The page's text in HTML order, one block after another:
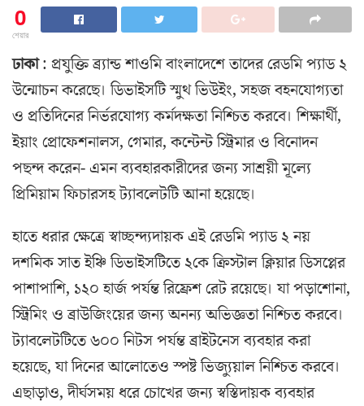
0
শেয়ার
ঢাকা: প্রযুক্তি ব্র্যান্ড শাওমি বাংলাদেশে তাদের রেডমি প্যাড ২
উন্মোচন করেছে। ডিভাইসটি স্মুথ ভিউইং, সহজ বহনযোগ্যতা
ও প্রতিদিনের নির্ভরযোগ্য কর্মদক্ষতা নিশ্চিত করবে। শিক্ষার্থী,
ইয়াং প্রোফেশনালস, গেমার, কন্টেন্ট স্ট্রিমার ও বিনোদন
পছন্দ করেন- এমন ব্যবহারকারীদের জন্য সাশ্রয়ী মূল্যে
প্রিমিয়াম ফিচারসহ ট্যাবলেটটি আনা হয়েছে।
হাতে ধরার ক্ষেত্রে স্বাচ্ছন্দ্যদায়ক এই রেডমি প্যাড ২ নয়
দশমিক সাত ইঞ্চি ডিভাইসটিতে ২কে ক্রিস্টাল ক্লিয়ার ডিসপ্লের
পাশাপাশি, ১২০ হার্জ পর্যন্ত রিফ্রেশ রেট রয়েছে। যা পড়াশোনা,
স্ট্রিমিং ও ব্রাউজিংয়ের জন্য অনন্য অভিজ্ঞতা নিশ্চিত করবে।
ট্যাবলেটটিতে ৬০০ নিটস পর্যন্ত ব্রাইটনেস ব্যবহার করা
হয়েছে, যা দিনের আলোতেও স্পষ্ট ভিজ্যুয়াল নিশ্চিত করবে।
এছাড়াও, দীর্ঘসময় ধরে চোখের জন্য স্বস্তিদায়ক ব্যবহার